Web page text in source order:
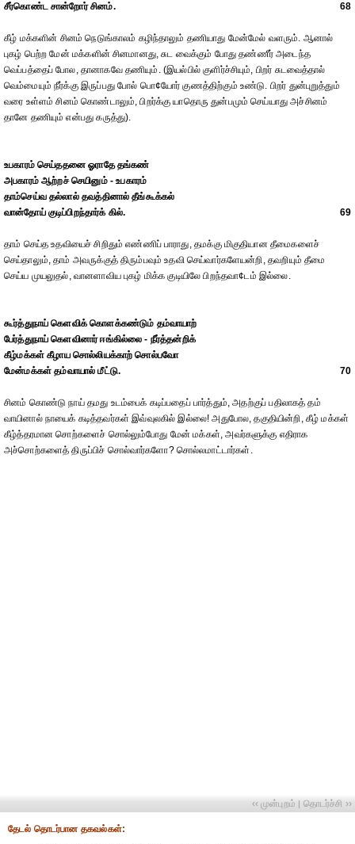
சீர்கொண்ட சான்றோர் சினம்.
68
கீழ் மக்களின் சினம் நெடுங்காலம் கழிந்தாலும் தணியாது மேன்மேல் வளரும். ஆனால்
புகழ் பெற்ற மேன் மக்களின் சினமானது, சுட வைக்கும் போது தண்ணீர் அடைந்த
வெப்பத்தைப் போல, தானாகவே தணியும். (இயல்பில் குளிர்ச்சியும், பிறர் சுடவைத்தால்
வெம்மையும் நீர்க்கு இருப்பது போல் பொ¢யோர் குணத்திற்கும் உண்டு. பிறர் துன்புறுத்தும்
வரை உள்ளம் சினம் கொண்டாலும், பிறர்க்கு யாதொரு துன்பமும் செய்யாது அச்சினம்
தானே தணியும் என்பது கருத்து).
உபகாரம் செய்ததனை ஓராதே தங்கண்
அபகாரம் ஆற்றச் செயினும் - உபகாரம்
தாம்செய்வ தல்லால் தவத்தினால் தீங்கூக்கல்
வான்தோய் குடிப்பிறந்தார்க் கில்.
69
தாம் செய்த உதவியைச் சிறிதும் எண்ணிப் பாராது, தமக்கு மிகுதியான தீமைகளைச்
செய்தாலும், தாம் அவருக்குத் திரும்பவும் உதவி செய்வார்களேயன்றி, தவறியும் தீமை
செய்ய முயலுதல், வானளாவிய புகழ் மிக்க குடியிலே பிறந்தவா¢டம் இல்லை.
கூர்த்துநாய் கெளவிக் கொளக்கண்டும் தம்வாயாற்
பேர்த்துநாய் கெளவினார் ஈங்கில்லை - நீர்த்தன்றிக்
கீழ்மக்கள் கீழாய சொல்லியக்காற் சொல்பவோ
மேன்மக்கள் தம்வாயால் மீட்டு.
70
சினம் கொண்டு நாய் தமது உடம்பைக் கடிப்பதைப் பார்த்தும், அதற்குப் பதிலாகத் தம்
வாயினால் நாயைக் கடித்தவர்கள் இவ்வுலகில் இல்லை! அதுபோல, தகுதியின்றி, கீழ் மக்கள்
கீழ்த்தரமான சொற்களைச் சொல்லும்போது மேன் மக்கள், அவர்களுக்கு எதிராக
அச்சொற்களைத் திருப்பிச் சொல்வார்களோ? சொல்லமாட்டார்கள்.
‹‹ முன்புறம் | தொடர்ச்சி ››
தேட‌ல் தொட‌ர்பான தகவ‌ல்க‌ள்: